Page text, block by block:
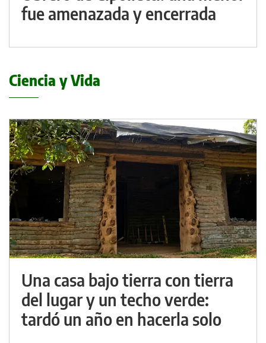
fue amenazada y encerrada
Ciencia y Vida
Una casa bajo tierra con tierra
del lugar y un techo verde:
tardó un año en hacerla solo